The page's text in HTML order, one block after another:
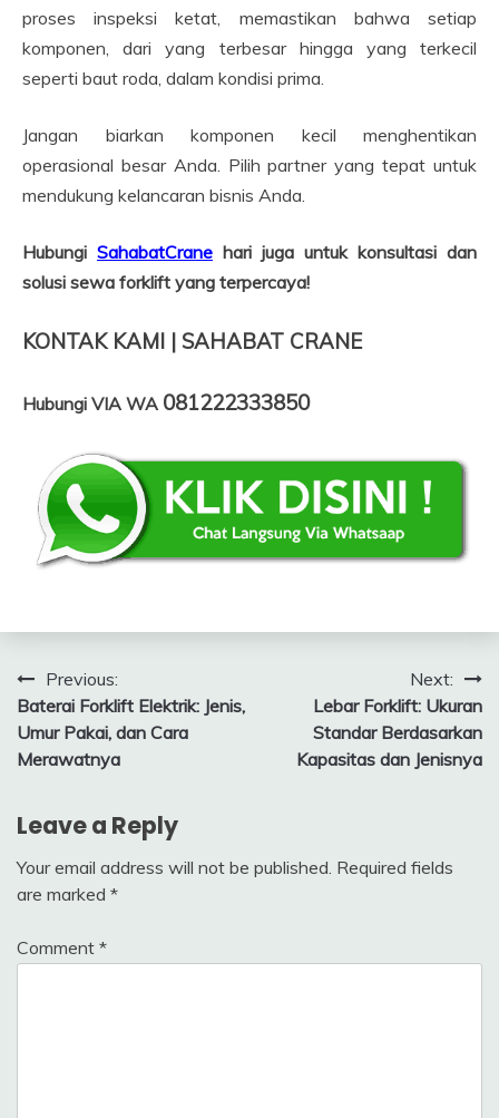
proses inspeksi ketat, memastikan bahwa setiap
komponen, dari yang terbesar hingga yang terkecil
seperti baut roda, dalam kondisi prima.
Jangan biarkan komponen kecil menghentikan
operasional besar Anda. Pilih partner yang tepat untuk
mendukung kelancaran bisnis Anda.
Hubungi SahabatCrane hari juga untuk konsultasi dan
solusi sewa forklift yang terpercaya!
KONTAK KAMI | SAHABAT CRANE
Hubungi VIA WA 081222333850
Post
navigation
Previous:
Baterai Forklift Elektrik: Jenis,
Umur Pakai, dan Cara
Merawatnya
Next:
Lebar Forklift: Ukuran
Standar Berdasarkan
Kapasitas dan Jenisnya
Leave a Reply
Your email address will not be published. Required fields
are marked *
Comment *